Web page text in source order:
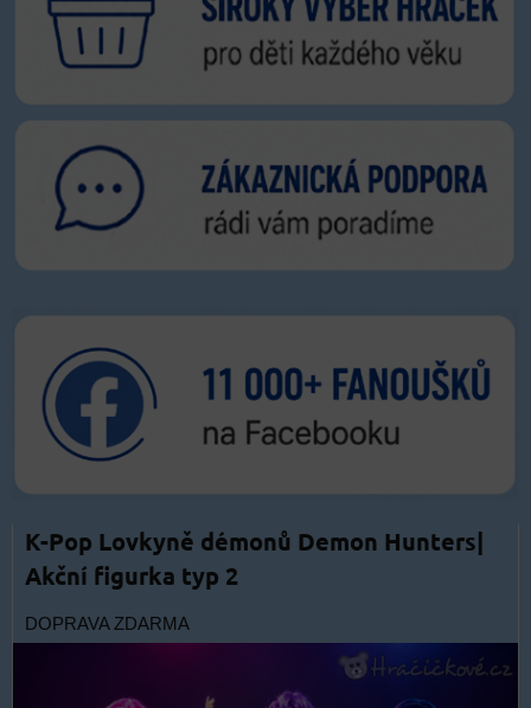
K-Pop Lovkyně démonů Demon Hunters|
Akční figurka typ 2
DOPRAVA ZDARMA